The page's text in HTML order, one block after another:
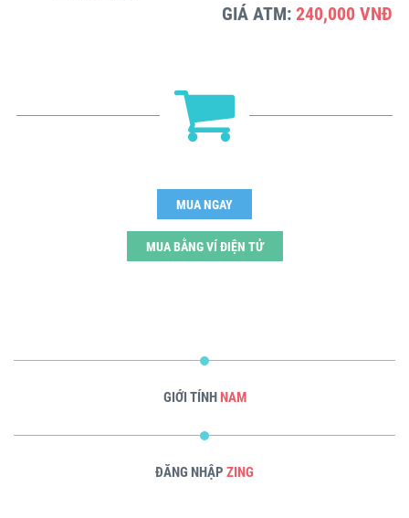
GIÁ ATM: 240,000 VNĐ
MUA NGAY
MUA BẰNG VÍ ĐIỆN TỬ
GIỚI TÍNH NAM
ĐĂNG NHẬP ZING